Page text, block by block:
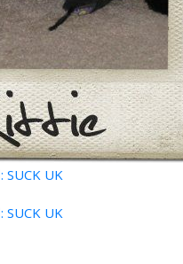
المصدر: SUCK UK
المصدر: SUCK UK